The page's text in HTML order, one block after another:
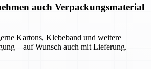
auch Verpackungsmaterial
Kartons, Klebeband und weitere
– auf Wunsch auch mit Lieferung.